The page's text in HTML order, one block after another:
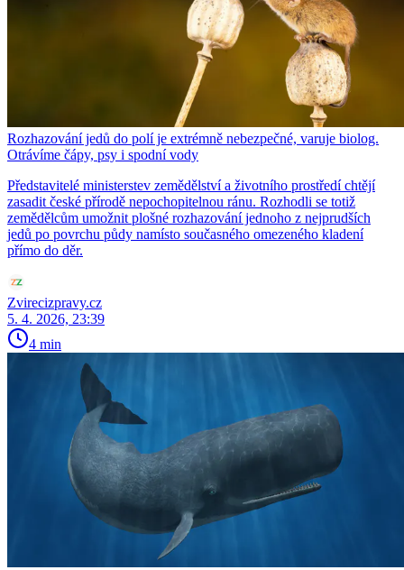
Rozhazování jedů do polí je extrémně nebezpečné, varuje biolog.
Otrávíme čápy, psy i spodní vody
Představitelé ministerstev zemědělství a životního prostředí chtějí
zasadit české přírodě nepochopitelnou ránu. Rozhodli se totiž
zemědělcům umožnit plošné rozhazování jednoho z nejprudších
jedů po povrchu půdy namísto současného omezeného kladení
přímo do děr.
Zvirecizpravy.cz
5. 4. 2026, 23:39
4 min